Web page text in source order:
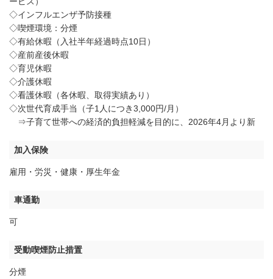
◇インフルエンザ予防接種
◇喫煙環境：分煙
◇有給休暇（入社半年経過時点10日）
◇産前産後休暇
◇育児休暇
◇介護休暇
◇看護休暇（各休暇、取得実績あり）
◇次世代育成手当（子1人につき3,000円/月）
⇒子育て世帯への経済的負担軽減を目的に、2026年4月より新
加入保険
雇用・労災・健康・厚生年金
車通勤
可
受動喫煙防止措置
分煙